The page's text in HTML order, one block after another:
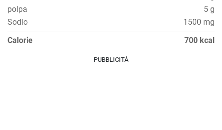
polpa
5 g
Sodio
1500 mg
Calorie
700 kcal
PUBBLICITÀ